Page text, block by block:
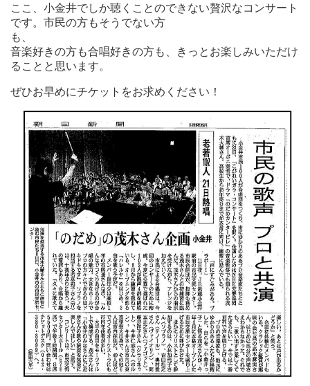
ここ、小金井でしか聴くことのできない贅沢なコンサート
です。市民の方もそうでない方
も、
音楽好きの方も合唱好きの方も、きっとお楽しみいただけ
ることと思います。
ぜひお早めにチケットをお求めください！